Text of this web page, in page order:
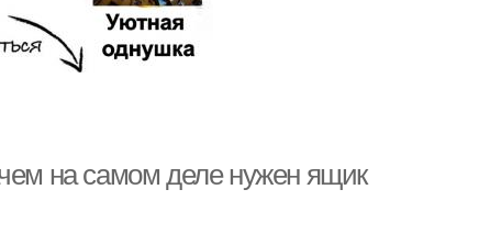
на самом деле нужен ящик